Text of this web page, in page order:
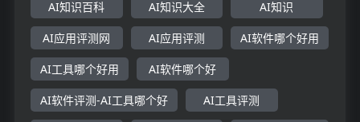
AI知识百科 AI知识大全 AI知识
AI应用评测网 AI应用评测 AI软件哪个好用
AI工具哪个好用 AI软件哪个好
AI软件评测-AI工具哪个好 AI工具评测